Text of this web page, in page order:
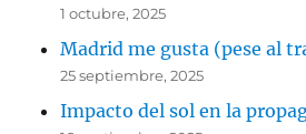
1 octubre, 2025
Madrid me gusta (pese al
25 septiembre, 2025
Impacto del sol en la